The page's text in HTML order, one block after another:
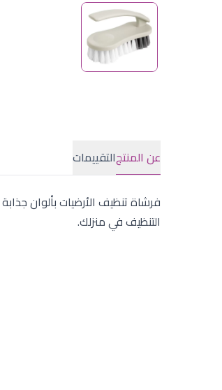
عن المنتجالتقييمات
فرشاة تنظيف الأرضيات بألوان
التنظيف في منزلك.